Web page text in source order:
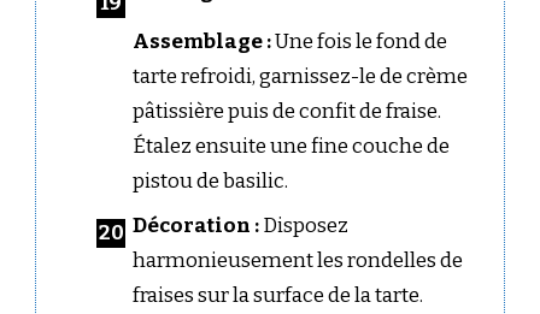
Assemblage :Une fois le fond de
tarte refroidi, garnissez-le de crème
pâtissière puis de confit de fraise.
Étalez ensuite une fine couche de
pistou de basilic.
Décoration :Disposez
harmonieusement les rondelles de
fraises sur la surface de la tarte.